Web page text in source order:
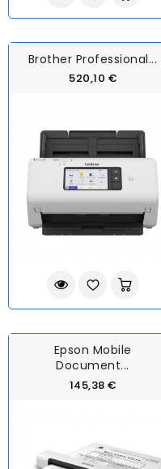
Brother Professional...
520,10 €
Epson Mobile
Document...
145,38 €